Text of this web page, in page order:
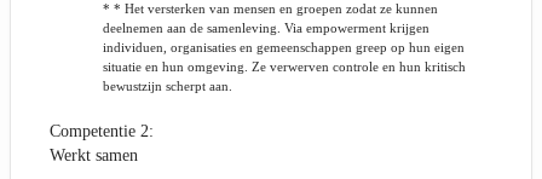
* * Het versterken van mensen en groepen zodat ze kunnen
deelnemen aan de samenleving. Via empowerment krijgen
individuen, organisaties en gemeenschappen greep op hun eigen
situatie en hun omgeving. Ze verwerven controle en hun kritisch
bewustzijn scherpt aan.
Competentie 2:
Werkt samen